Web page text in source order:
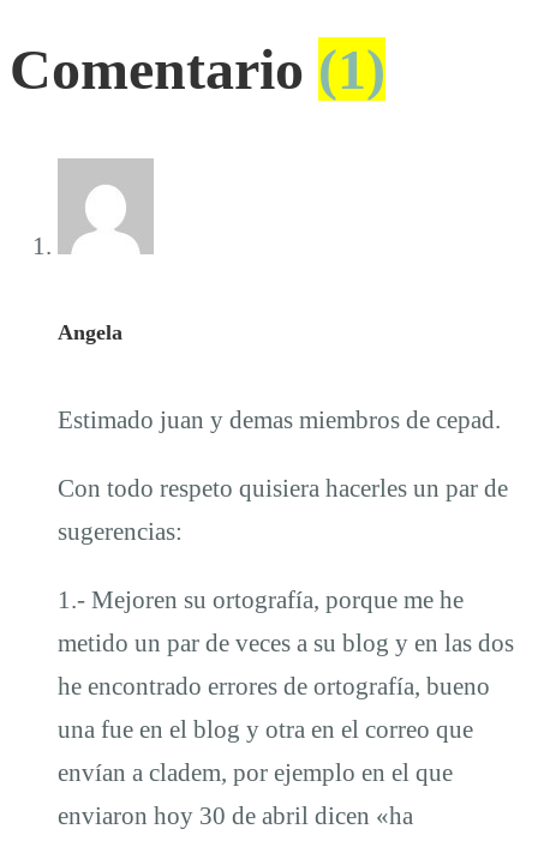
Comentario (1)
Angela
Estimado juan y demas miembros de cepad.
Con todo respeto quisiera hacerles un par de
sugerencias:
1.- Mejoren su ortografía, porque me he
metido un par de veces a su blog y en las dos
he encontrado errores de ortografía, bueno
una fue en el blog y otra en el correo que
envían a cladem, por ejemplo en el que
enviaron hoy 30 de abril dicen «ha